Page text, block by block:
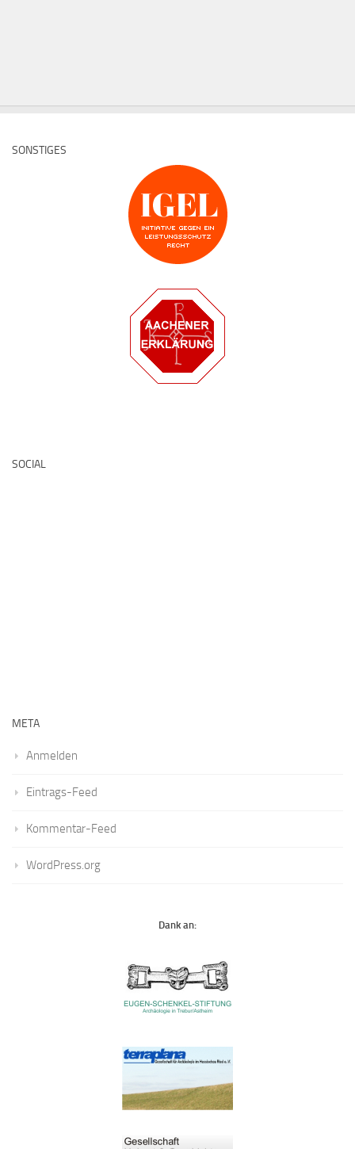
SONSTIGES
SOCIAL
META
Anmelden
Eintrags-Feed
Kommentar-Feed
WordPress.org
Dank an: